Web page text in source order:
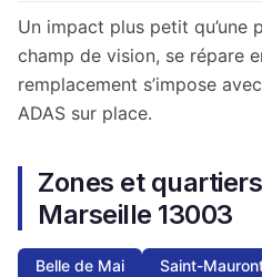
Un impact plus petit qu’une
champ de vision, se répare
remplacement s’impose
ADAS sur place.
Zones et
Marseille 13003
Belle de Mai Saint-